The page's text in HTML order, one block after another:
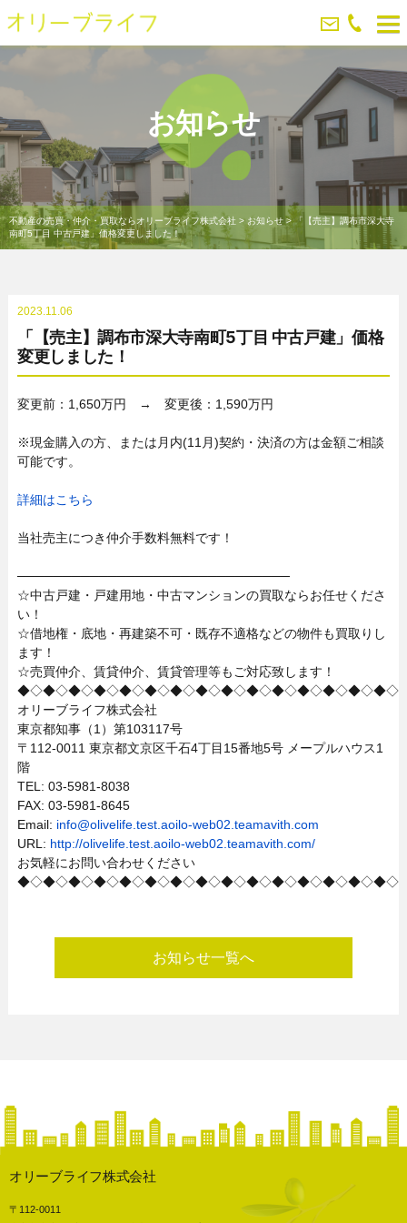
お知らせ
不動産の売買・仲介・買取ならオリーブライフ株式会社 > お知らせ> 「【売主】調布市深大寺
南町5丁目 中古戸建」価格変更しました！
2023.11.06
「【売主】調布市深大寺南町5丁目 中古戸建」価格
変更しました！
変更前：1,650万円 → 変更後：1,590万円
※現金購入の方、または月内(11月)契約・決済の方は金額ご相談
可能です。
詳細はこちら
当社売主につき仲介手数料無料です！
──────────────────────────────
☆中古戸建・戸建用地・中古マンションの買取ならお任せくださ
い！
☆借地権・底地・再建築不可・既存不適格などの物件も買取りし
ます！
☆売買仲介、賃貸仲介、賃貸管理等もご対応致します！
◆◇◆◇◆◇◆◇◆◇◆◇◆◇◆◇◆◇◆◇◆◇◆◇◆◇◆◇◆◇
オリーブライフ株式会社
東京都知事（1）第103117号
〒112-0011 東京都文京区千石4丁目15番地5号 メープルハウス1
階
TEL: 03-5981-8038
FAX: 03-5981-8645
Email: info@olivelife.test.aoilo-web02.teamavith.com
URL: http://olivelife.test.aoilo-web02.teamavith.com/
お気軽にお問い合わせください
◆◇◆◇◆◇◆◇◆◇◆◇◆◇◆◇◆◇◆◇◆◇◆◇◆◇◆◇◆◇
お知らせ一覧へ
オリーブライフ株式会社
〒112-0011